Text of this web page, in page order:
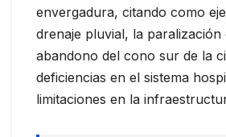
envergadura, citando como
drenaje pluvial, la paralización
abandono del cono sur de la
deficiencias en el sistema
limitaciones en la